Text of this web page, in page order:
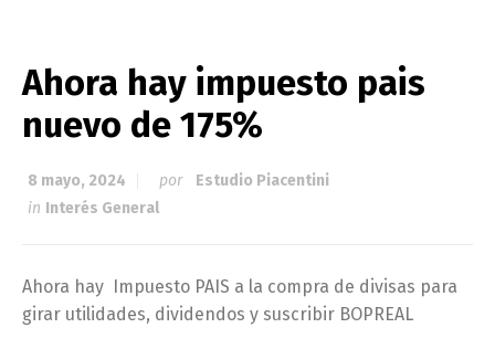
Ahora hay impuesto pais
nuevo de 175%
8 mayo, 2024 por
Estudio Piacentini
in Interés General
Ahora hay Impuesto PAIS a la compra de divisas para
girar utilidades, dividendos y suscribir BOPREAL